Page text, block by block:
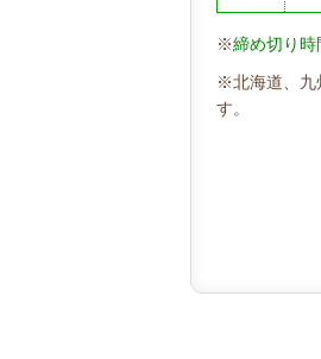
※締め切り時
※北海道、九
す。